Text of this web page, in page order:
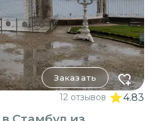
Заказать
12 отзывов 4.83